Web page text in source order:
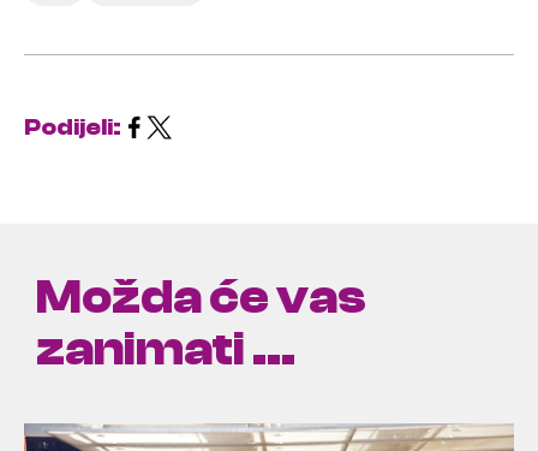
Podijeli:
Možda će vas
zanimati ...